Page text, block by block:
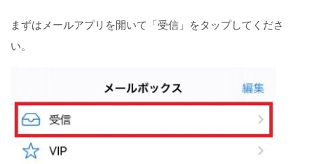
まずはメールアプリを開いて「受信」をタップしてくださ
い。